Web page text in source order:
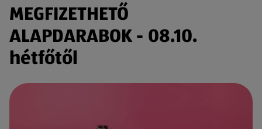
MEGFIZETHETŐ
ALAPDARABOK - 08.10.
hétfőtől